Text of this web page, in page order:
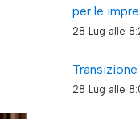
per le
28 Lug alle
28 Lug alle